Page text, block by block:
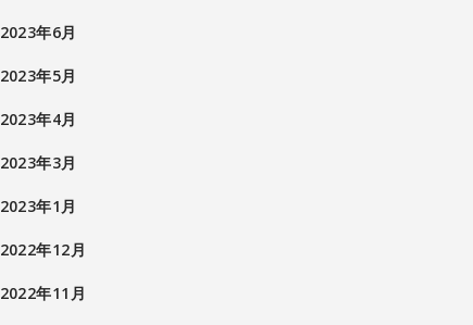
2023年6月
2023年5月
2023年4月
2023年3月
2023年1月
2022年12月
2022年11月